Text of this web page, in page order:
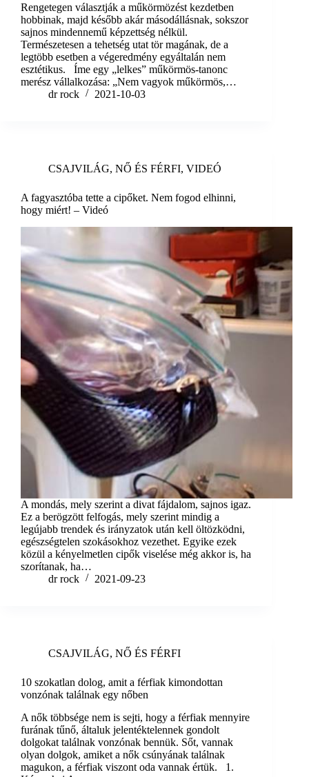
Rengetegen választják a műkörmözést kezdetben
hobbinak, majd később akár másodállásnak, sokszor
sajnos mindennemű képzettség nélkül.
Természetesen a tehetség utat tör magának, de a
legtöbb esetben a végeredmény egyáltalán nem
esztétikus. Íme egy „lelkes” műkörmös-tanonc
merész vállalkozása: „Nem vagyok műkörmös,…
dr rock
2021-10-03
CSAJVILÁG, NŐ ÉS FÉRFI, VIDEÓ
A fagyasztóba tette a cipőket. Nem fogod elhinni,
hogy miért! – Videó
A mondás, mely szerint a divat fájdalom, sajnos igaz.
Ez a berögzött felfogás, mely szerint mindig a
legújabb trendek és irányzatok után kell öltözködni,
egészségtelen szokásokhoz vezethet. Egyike ezek
közül a kényelmetlen cipők viselése még akkor is, ha
szorítanak, ha…
dr rock
2021-09-23
CSAJVILÁG, NŐ ÉS FÉRFI
10 szokatlan dolog, amit a férfiak kimondottan
vonzónak találnak egy nőben
A nők többsége nem is sejti, hogy a férfiak mennyire
furának tűnő, általuk jelentéktelennek gondolt
dolgokat találnak vonzónak bennük. Sőt, vannak
olyan dolgok, amiket a nők csúnyának találnak
magukon, a férfiak viszont oda vannak értük. 1.